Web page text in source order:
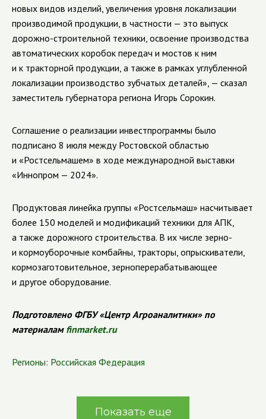
новых видов изделий, увеличения уровня локализации
производимой продукции, в частности — это выпуск
дорожно-строительной техники, освоение производства
автоматических коробок передач и мостов к ним
и к тракторной продукции, а также в рамках углубленной
локализации производство зубчатых деталей», — сказал
заместитель губернатора региона Игорь Сорокин.
Соглашение о реализации инвестпрограммы было
подписано 8 июля между Ростовской областью
и «Ростсельмашем» в ходе международной выставки
«Иннопром — 2024».
Продуктовая линейка группы «Ростсельмаш» насчитывает
более 150 моделей и модификаций техники для АПК,
а также дорожного строительства. В их числе зерно-
и кормоуборочные комбайны, тракторы, опрыскиватели,
кормозаготовительное, зерноперерабатывающее
и другое оборудование.
Подготовлено ФГБУ «Центр Агроаналитики» по
материалам finmarket.ru
Регионы: Российская Федерация
Показать еще